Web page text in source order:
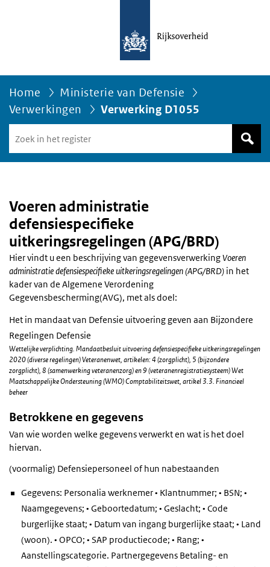
Home
Ministerie van Defensie
Verwerkingen
Verwerking D1055
in
het
Voeren administratie
defensiespecifieke
uitkeringsregelingen (APG/BRD)
Hier vindt u een beschrijving van gegevensverwerkingVoeren
administratie defensiespecifieke uitkeringsregelingen (APG/BRD) in het
kader van de Algemene Verordening
Gegevensbescherming(AVG), met als doel:
Het in mandaat van Defensie uitvoering geven aan Bijzondere
Regelingen Defensie
Wettelijke verplichting. Mandaatbesluit uitvoering defensiespecifieke uitkeringsregelingen
2020 (diverse regelingen) Veteranenwet, artikelen: 4 (zorgplicht), 5 (bijzondere
zorgplicht), 8 (samenwerking veteranenzorg) en 9 (veteranenregistratiesysteem) Wet
Maatschappelijke Ondersteuning (WMO) Comptabiliteitswet, artikel 3.3. Financieel
beheer
Betrokkene en gegevens
Van wie worden welke gegevens verwerkt en wat is het doel
hiervan.
(voormalig) Defensiepersoneel of hun nabestaanden
Gegevens: Personalia werknemer • Klantnummer; • BSN; •
Naamgegevens; • Geboortedatum; • Geslacht; • Code
burgerlijke staat; • Datum van ingang burgerlijke staat; • Land
(woon). • OPCO; • SAP productiecode; • Rang; •
Aanstellingscategorie. Partnergegevens Betaling- en